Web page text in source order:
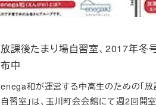
放課後たまり場自習室、2017年冬
布中
enega和が運営する中高生のための「放
自習室」は、玉川町会会館にて週2回開